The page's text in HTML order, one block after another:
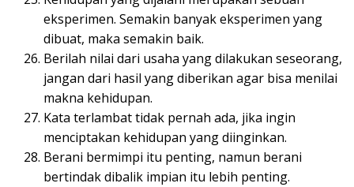
eksperimen. Semakin banyak eksperimen yang
dibuat, maka semakin baik.
Berilah nilai dari usaha yang dilakukan seseorang,
jangan dari hasil yang diberikan agar bisa menilai
makna kehidupan.
Kata terlambat tidak pernah ada, jika ingin
menciptakan kehidupan yang diinginkan.
Berani bermimpi itu penting, namun berani
bertindak dibalik impian itu lebih penting.